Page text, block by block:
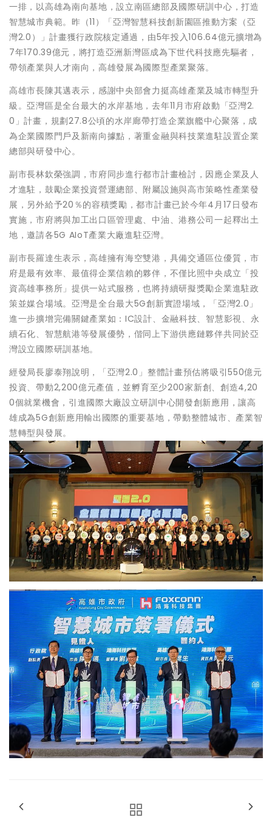
一排，以高雄為南向基地，設立南區總部及國際研訓中心，打造
智慧城市典範。昨（11）「亞灣智慧科技創新園區推動方案（亞
灣2.0）」計畫獲行政院核定通過，由5年投入106.64億元擴增為
7年170.39億元，將打造亞洲新灣區成為下世代科技應先驅者，
帶領產業與人才南向，高雄發展為國際型產業聚落。
高雄市長陳其邁表示，感謝中央部會力挺高雄產業及城市轉型升
級。亞灣區是全台最大的水岸基地，去年11月市府啟動「亞灣2.
0」計畫，規劃27.8公頃的水岸廊帶打造企業旗艦中心聚落，成
為企業國際門戶及新南向據點，著重金融與科技業進駐設置企業
總部與研發中心。
副市長林欽榮強調，市府同步進行都市計畫檢討，因應企業及人
才進駐，鼓勵企業投資營運總部、附屬設施與高市策略性產業發
展，另外給予20％的容積獎勵，都市計畫已於今年4月17日發布
實施，市府將與加工出口區管理處、中油、港務公司一起釋出土
地，邀請各5G AIoT產業大廠進駐亞灣。
副市長羅達生表示，高雄擁有海空雙港，具備交通區位優質，市
府是最有效率、最值得企業信賴的夥伴，不僅比照中央成立「投
資高雄事務所」提供一站式服務，也將持續研擬獎勵企業進駐政
策並媒合場域。亞灣是全台最大5G創新實證場域，「亞灣2.0」
進一步擴增完備關鍵產業如：IC設計、金融科技、智慧影視、永
續石化、智慧航港等發展優勢，偕同上下游供應鏈夥伴共同於亞
灣設立國際研訓基地。
經發局長廖泰翔說明，「亞灣2.0」整體計畫預估將吸引550億元
投資、帶動2,200億元產值，並孵育至少200家新創、創造4,20
0個就業機會，引進國際大廠設立研訓中心開發創新應用，讓高
雄成為5G創新應用輸出國際的重要基地，帶動整體城市、產業智
慧轉型與發展。